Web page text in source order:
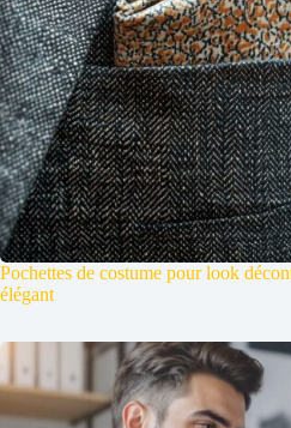
Pochettes de costume pour look
élégant